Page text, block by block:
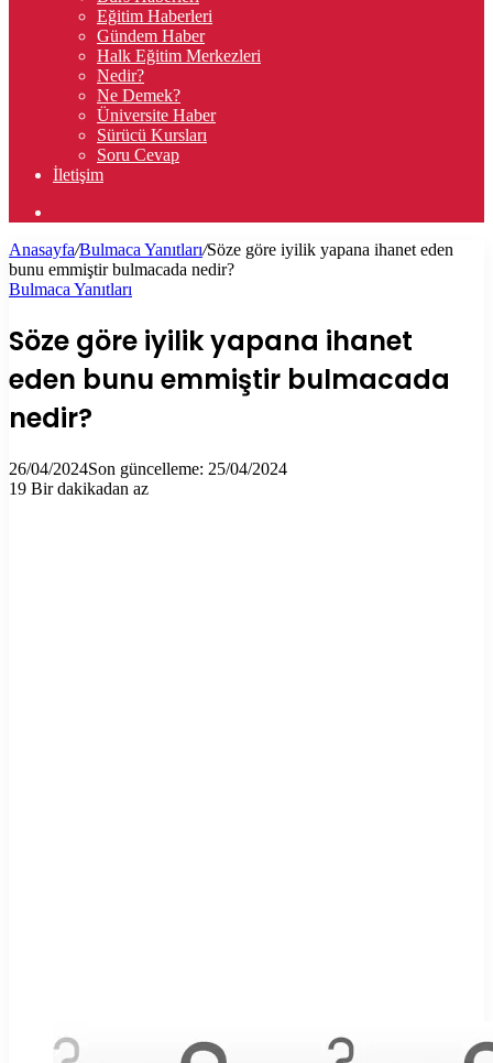
Eğitim Haberleri
Gündem Haber
Halk Eğitim Merkezleri
Nedir?
Ne Demek?
Üniversite Haber
Sürücü Kursları
Soru Cevap
İletişim
...
Anasayfa/Bulmaca Yanıtları/Söze göre iyilik yapana ihanet eden
bunu emmiştir bulmacada nedir?
Bulmaca Yanıtları
Söze göre iyilik yapana ihanet
eden bunu emmiştir bulmacada
nedir?
26/04/2024Son güncelleme: 25/04/2024
19 Bir dakikadan az